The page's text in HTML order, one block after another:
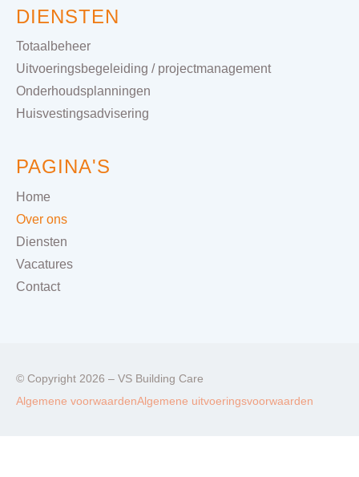
DIENSTEN
Totaalbeheer
Uitvoeringsbegeleiding / projectmanagement
Onderhoudsplanningen
Huisvestingsadvisering
PAGINA'S
Home
Over ons
Diensten
Vacatures
Contact
© Copyright 2026 – VS Building Care
Algemene voorwaardenAlgemene uitvoeringsvoorwaarden